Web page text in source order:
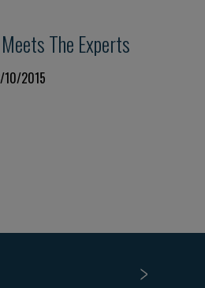
The Experts
10/2015